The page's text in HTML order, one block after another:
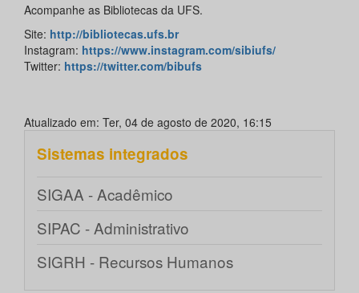
Acompanhe as Bibliotecas da UFS.
Site: http://bibliotecas.ufs.br
Instagram: https://www.instagram.com/sibiufs/
Twitter: https://twitter.com/bibufs
Atualizado em: Ter, 04 de agosto de 2020, 16:15
Sistemas integrados
SIGAA - Acadêmico
SIPAC - Administrativo
SIGRH - Recursos Humanos